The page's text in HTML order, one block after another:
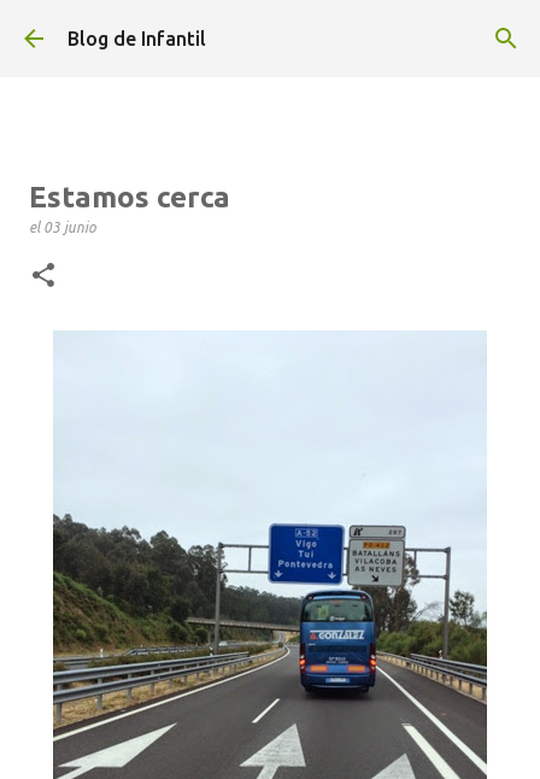
Ir al contenido principal
Blog de Infantil
Estamos cerca
el 03 junio